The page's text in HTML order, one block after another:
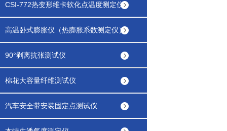
CSI-772热变形维卡软化点温度测定仪
高温卧式膨胀仪（热膨胀系数测定仪）
90°剥离抗张测试仪
棉花大容量纤维测试仪
汽车安全带安装固定点测试仪